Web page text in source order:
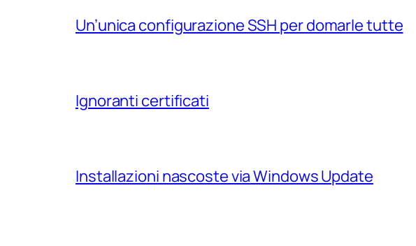
Un’unica configurazione SSH per domarle tutte
Ignoranti certificati
Installazioni nascoste via Windows Update